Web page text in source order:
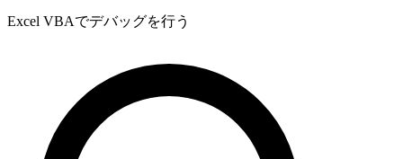
Excel VBAでデバッグを行う